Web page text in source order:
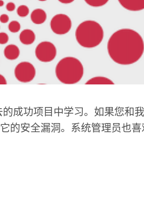
成功项目中学习。如果您和
安全漏洞。系统管理员也喜